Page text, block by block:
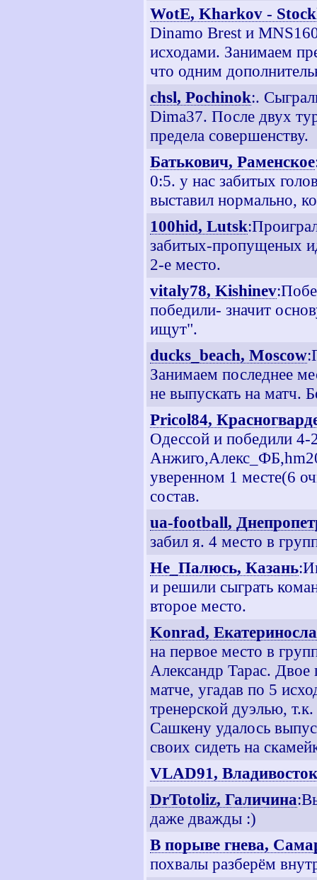
WotE, Kharkov -
Dinamo Brest и
исходами. Занимаем
что одним
chsl, Pochinok:.
Dima37. После двух
предела совершенству.
Батькович, Раменское
0:5. у нас забитых
выставил нормально,
100hid, Lutsk
забитых-пропущеных
2-е место.
vitaly78, Kishinev
победили- значит
ищут".
ducks_beach, Moscow
Занимаем последнее
не выпускать на матч.
Pricol84,
Одессой и победили 4-
уверенном 1 месте(6
состав.
ua-football,
забил я. 4 место в
Не_Палюсь, Казань
и решили сыграть
второе место.
Konrad,
на первое место в
Александр Тарас.
матче, угадав по 5
тренерской дуэлью,
Сашкену удалось
своих сидеть на
VLAD91, Владивосток
DrTotoliz, Галичина
даже дважды :)
В порыве гнева,
похвалы разберём